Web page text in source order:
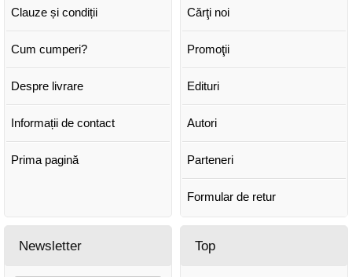
Clauze și condiții
Cum cumperi?
Despre livrare
Informații de contact
Prima pagină
Cărţi noi
Promoţii
Edituri
Autori
Parteneri
Formular de retur
Newsletter Top